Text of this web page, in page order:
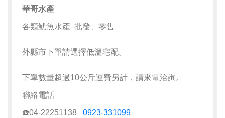
華哥水產
各類魷魚水產 批發、零售
外縣市下單請選擇低溫宅配。
下單數量超過10公斤運費另計，請來電洽詢。
聯絡電話
☎️04-22251138 0923-331099